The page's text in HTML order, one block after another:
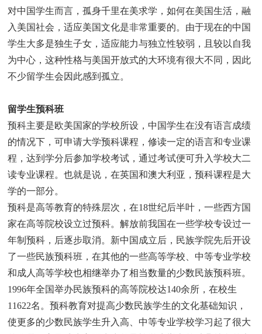
对中国学生而言，孤身千里在美求学，如何在美国生活，融
入美国社会，适应美国文化是非常重要的。由于现在的中国
学生大多是独生子女，适应能力与独立性较弱，且较以自我
为中心，这种性格与美国开放式的大环境有很大不同，因此
不少留学生会因此感到孤立。
留学生预科班
预科主要是欧美国家的学校所设，中国学生在没有语言成绩
的情况下，可申请大学预科课程，修读一定的语言和专业课
程，达到学分后参加学校考试，通过考试便可升入学校大二
读专业课程。也就是说，在英国和澳大利亚，预科课程是大
学的一部分。
预科是高等教育的特殊层次，在18世纪后半叶，一些西方国
家在高等院校设立过预科。解放前我国在一些学校专设过一
年制预科，后逐步取消。新中国成立后，民族学院先后开设
了一些民族预科班，在其他的一些高等学校、中等专业学校
和成人高等学校也相继举办了相当数量的少数民族预科班。
1996年全国举办民族预科的高等院校达140余所，在校生
11622名。预科教育对提高少数民族学生的文化基础知识，
使更多的少数民族学生升入高、中等专业学校学习起了很大